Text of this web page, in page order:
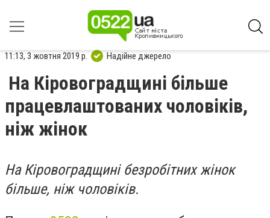
11:13, 3 жовтня 2019 р. Надійне джерело
На Кіровоградщині більше
працевлаштованих чоловіків,
ніж жінок
На Кiровоградщинi безробiтних жiнок
бiльше, нiж чоловiкiв.